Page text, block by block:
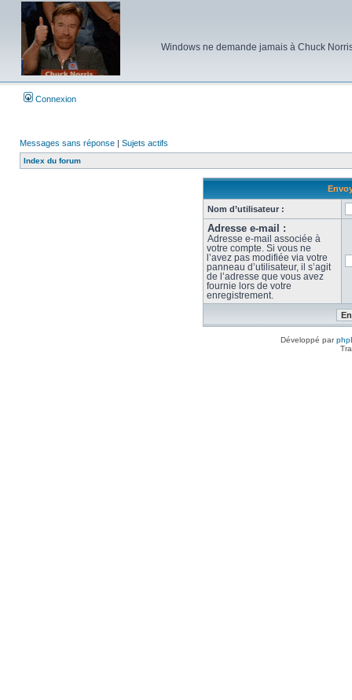
Windows ne demande jamais à Chuck
Connexion
Messages sans réponse | Sujets actifs
Index du forum
Nom d’utilisateur :
Adresse e-mail :
Adresse e-mail associée à
votre compte. Si vous ne
l’avez pas modifiée via votre
panneau d’utilisateur, il s’agit
de l’adresse que vous avez
fournie lors de votre
enregistrement.
Développé par